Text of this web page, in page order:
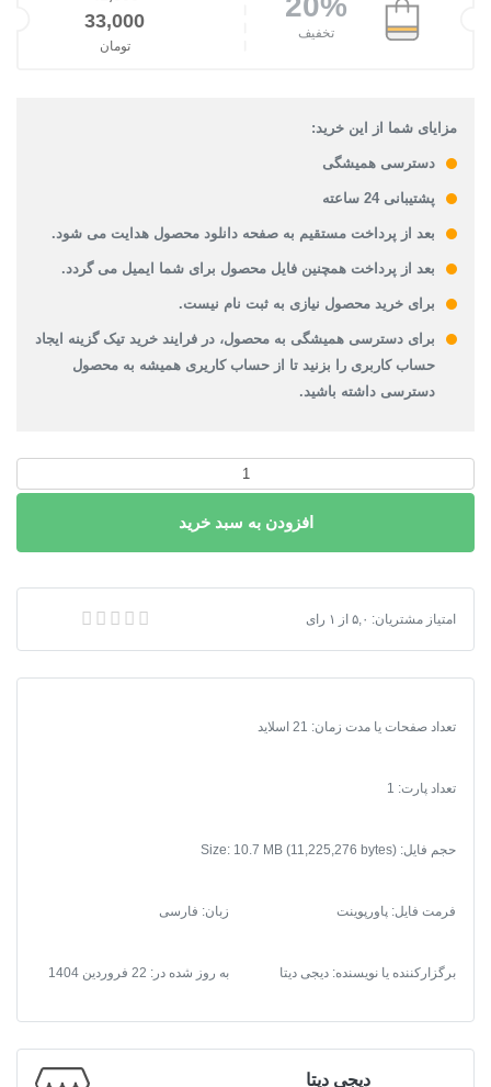
تخفیف
قیمت اصلی: 41,000تومان بود.
33,000
تومان
مزایای شما از این خرید:
دسترسی همیشگی
پشتیبانی 24 ساعته
بعد از پرداخت مستقیم به صفحه دانلود محصول هدایت می شود.
بعد از پرداخت همچنین فایل محصول برای شما ایمیل می گردد.
برای خرید محصول نیازی به ثبت نام نیست.
برای دسترسی همیشگی به محصول، در فرایند خرید تیک گزینه ایجاد
حساب کاربری را بزنید تا از حساب کاریری همیشه به محصول
دسترسی داشته باشید.
مجتمع
آلبیون
افزودن به سبد خرید
پاورپوینت مجتمع مسکونی آلبیون
امتیاز مشتریان: ۵,۰ از ۱ رای
تعداد صفحات یا مدت زمان: 21 اسلاید
تعداد پارت: 1
حجم فایل: Size: 10.7 MB (11,225,276 bytes)
فرمت فایل: پاورپوینت زبان: فارسی
برگزارکننده یا نویسنده: دیجی دیتا به روز شده در: 22 فروردین 1404
دیجی دیتا